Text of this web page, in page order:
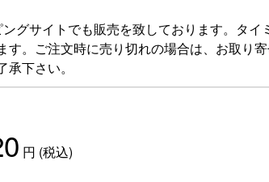
グサイトでも販売を致しております。タイ
す。ご注文時に売り切れの場合は、お取り
下さい。
円 (税込)